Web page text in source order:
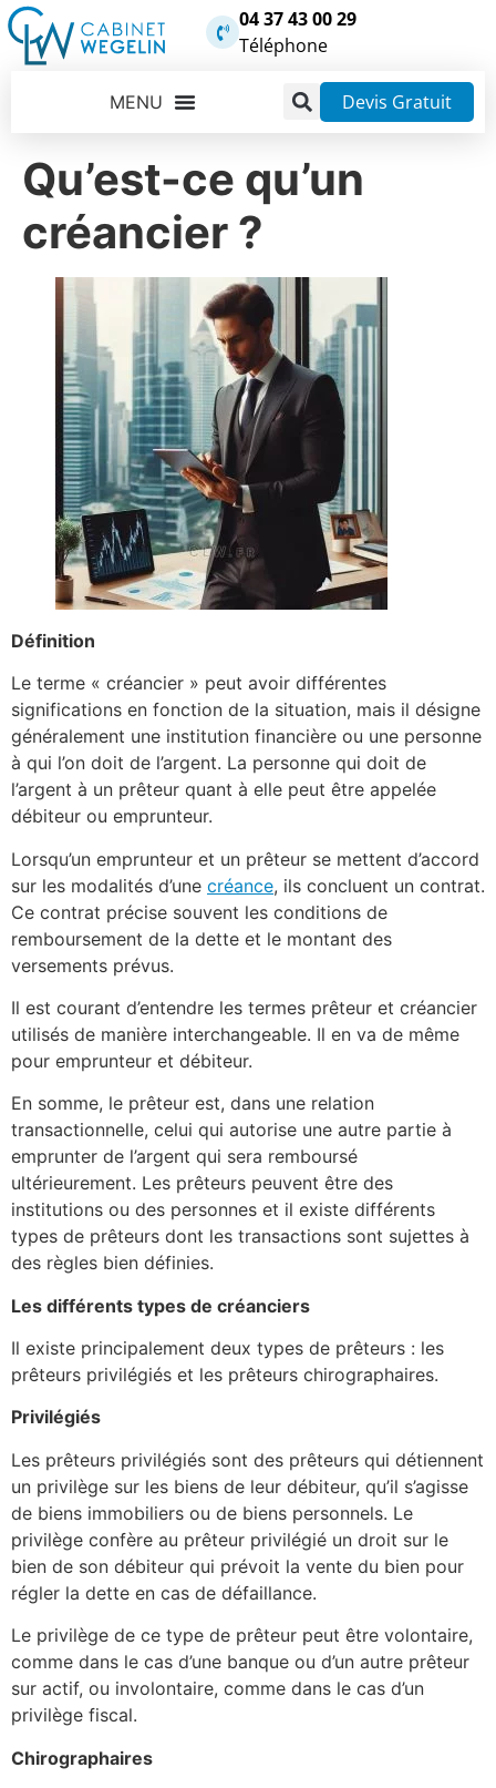
04 37 43 00 29
Téléphone
Devis Gratuit
Qu’est-ce qu’un
créancier ?
Définition
Le terme « créancier » peut avoir différentes
significations en fonction de la situation, mais il désigne
généralement une institution financière ou une personne
à qui l’on doit de l’argent. La personne qui doit de
l’argent à un prêteur quant à elle peut être appelée
débiteur ou emprunteur.
Lorsqu’un emprunteur et un prêteur se mettent d’accord
sur les modalités d’une créance, ils concluent un contrat.
Ce contrat précise souvent les conditions de
remboursement de la dette et le montant des
versements prévus.
Il est courant d’entendre les termes prêteur et créancier
utilisés de manière interchangeable. Il en va de même
pour emprunteur et débiteur.
En somme, le prêteur est, dans une relation
transactionnelle, celui qui autorise une autre partie à
emprunter de l’argent qui sera remboursé
ultérieurement. Les prêteurs peuvent être des
institutions ou des personnes et il existe différents
types de prêteurs dont les transactions sont sujettes à
des règles bien définies.
Les différents types de créanciers
Il existe principalement deux types de prêteurs : les
prêteurs privilégiés et les prêteurs chirographaires.
Privilégiés
Les prêteurs privilégiés sont des prêteurs qui détiennent
un privilège sur les biens de leur débiteur, qu’il s’agisse
de biens immobiliers ou de biens personnels. Le
privilège confère au prêteur privilégié un droit sur le
bien de son débiteur qui prévoit la vente du bien pour
régler la dette en cas de défaillance.
Le privilège de ce type de prêteur peut être volontaire,
comme dans le cas d’une banque ou d’un autre prêteur
sur actif, ou involontaire, comme dans le cas d’un
privilège fiscal.
Chirographaires